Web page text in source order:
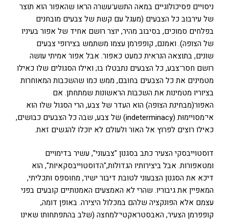
ניסויים פסיכולוגיים במאה התשע־עשרה הראו שהאפור הוא תוצר
של עירבוב כל הצבעים (מעגל עם קשת של צבעים מובחנים
בפלחים סמוכים, בסיבוב מהיר, יוצר רושם אחיד של אפור בעיניו
של הצופה). ואמנם, קופפרמן עצמו משתמש בצירופי צבעים
שונים, בתוצאה הנראית כמעט כאפור. אבל אפור אמיתי עושה
רושם חסר־צבע, כל הצבעים נתבטלו בו; ואילו הסגולים שלו כאילו
מטמינים את כל הצבעים בחובם, ממש כמו שהשכבות המאוחרות
בציוריו מטמינות את השכבות הראשונות שמתחתן. אם
האפור(מבחינת הצופה) הוא העדר של צבע, הרי הסגול שלו הוא
אי־מסויימוּת (indeterminacy) של צבע, שבה כל הצבעים כבושים,
כאילו רוצים לפרוץ אל האור ולעולם לא יוכלו להגשים זאת.
דוסטוייבסקי הצעיר כתב בסגנון "צבעוני", עשיר בדימויים
ומטאפורות. אבל ביצירותיו הגדולות,"הדוסטוייבסקאיות", הוא
דיכא את הסגנון הצבעוני לטובת דיבור ישיר, מחוספס ותכליתי,
המאפיין את גיבוריו. שהרי לא האמצעים האמנותיים קובעים בפני
עצמם אלא הפונקציה שלהם במכלול היצירה. באופן דומה,
קופפרמן הצעיר, האבסטראקטי־למחצה (שלב בהתפתחותו שאינו